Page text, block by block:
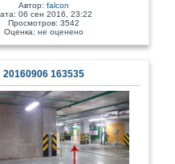
Автор: falcon
06 сен 2016, 23:22
Просмотров: 3542
Оценка: не оценено
20160906 163535